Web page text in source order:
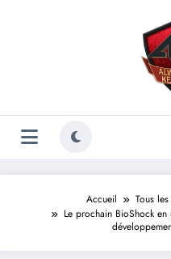
Accueil Tous
Le prochain BioShock